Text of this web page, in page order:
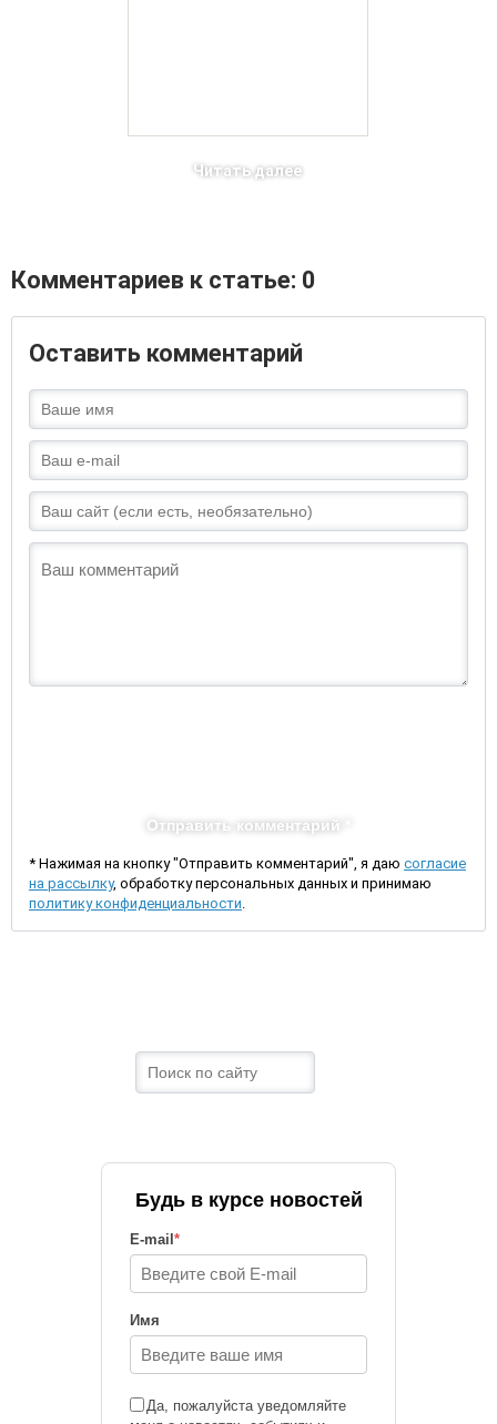
Читать далее
Комментариев к статье: 0
Оставить комментарий
Отправить комментарий *
* Нажимая на кнопку "Отправить комментарий", я даю согласие
на рассылку, обработку персональных данных и принимаю
политику конфиденциальности.
Будь в курсе новостей
E-mail *
Имя
Да, пожалуйста уведомляйте